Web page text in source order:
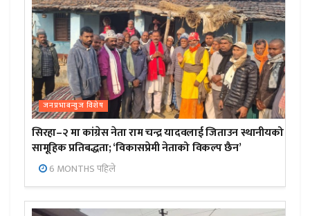
जनप्रभाबन्युज विशेष
सिरहा–२ मा कांग्रेस नेता राम चन्द्र यादवलाई जिताउन स्थानीयको
सामूहिक प्रतिबद्धता; ‘विकासप्रेमी नेताको विकल्प छैन’
6 MONTHS पहिले